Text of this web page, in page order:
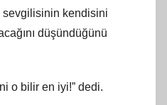
sevgilisinin kendisini
düşündüğünü
o bilir en iyi!” dedi.